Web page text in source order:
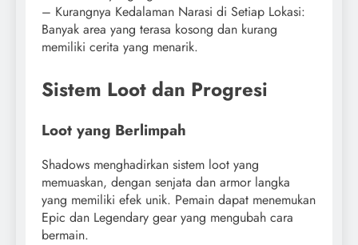
– Kurangnya Kedalaman Narasi di Setiap Lokasi:
Banyak area yang terasa kosong dan kurang
memiliki cerita yang menarik.
Sistem Loot dan Progresi
Loot yang Berlimpah
Shadows menghadirkan sistem loot yang
memuaskan, dengan senjata dan armor langka
yang memiliki efek unik. Pemain dapat menemukan
Epic dan Legendary gear yang mengubah cara
bermain.